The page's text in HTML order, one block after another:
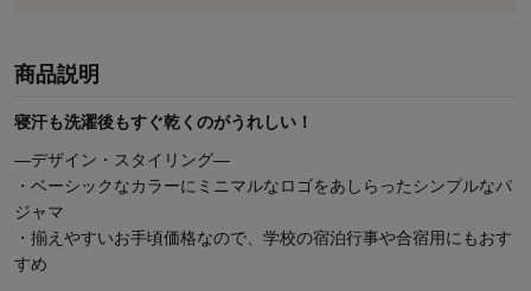
商品説明
寝汗も洗濯後もすぐ乾くのがうれしい！
―デザイン・スタイリング―
・ベーシックなカラーにミニマルなロゴをあしらったシンプルなパ
ジャマ
・揃えやすいお手頃価格なので、学校の宿泊行事や合宿用にもおす
すめ